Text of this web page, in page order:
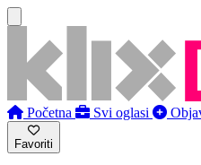
Početna Svi oglasi
Favoriti